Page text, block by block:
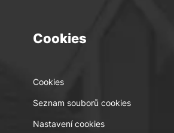
Cookies
Cookies
Seznam souborů cookies
Nastavení cookies